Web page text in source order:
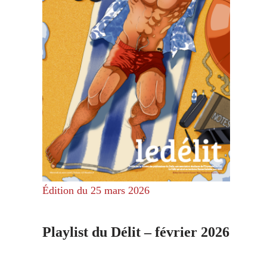
Édition du 25 mars 2026
Playlist du Délit – février 2026